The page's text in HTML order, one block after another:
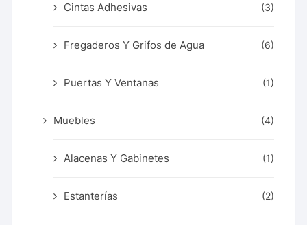
Cintas Adhesivas (3)
Fregaderos Y Grifos de Agua (6)
Puertas Y Ventanas (1)
Muebles (4)
Alacenas Y Gabinetes (1)
Estanterías (2)